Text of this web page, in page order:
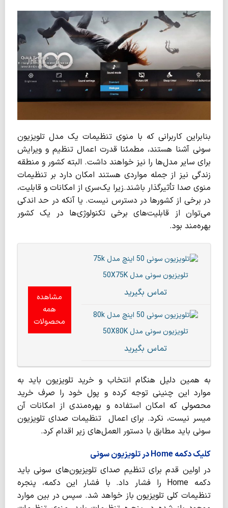
بنابراین کاربرانی که با منوی تنظیمات یک مدل تلویزیون
سونی آشنا هستند، مطمئنا قدرت اعمال تنظیم و ویرایش
برای سایر مدل‌ها را نیز خواهند داشت. البته کشور و منطقه
زندگی نیز از جمله مواردی هستند امکان دارد بر تنظیمات
منوی صدا تأثیرگذار باشند.زیرا یک‌سری از امکانات و قابلیت،
در برخی از کشورها در دسترس نیست. یا آنکه در حد اندکی
می‌توان از قابلیت‌های برخی تکنولوژی‌ها در یک کشور
بهره‌مند بود.
تلویزیون سونی مدل 50X75K
تماس بگیرید
تلویزیون سونی مدل 50X80K
تماس بگیرید
مشاهده
همه
محصولات
به همین دلیل هنگام انتخاب و خرید تلویزیون باید به
موارد این چنینی توجه کرده و پول خود را صرف خرید
محصولی که امکان استفاده و بهره‌‌مندی از امکانات آن
میسر نیست، نکرد. برای اعمال تنظیمات صدای تلویزیون
سونی باید مطابق با دستور العمل‌های زیر اقدام کرد.
کلیک دکمه Home در تلویزیون سونی
در اولین قدم برای تنظیم صدای تلویزیون‌های سونی باید
دکمه Home را فشار داد. با فشار این دکمه، پنجره
تنظیمات کلی تلویزیون باز خواهد شد. سپس در بین موارد